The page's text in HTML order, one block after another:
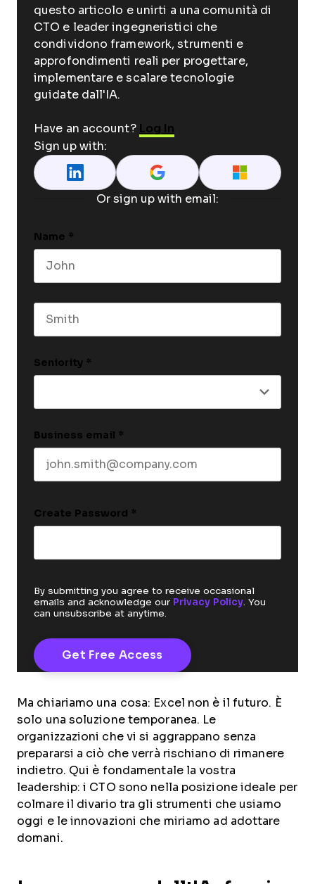
questo articolo e unirti a una comunità di
CTO e leader ingegneristici che
condividono framework, strumenti e
approfondimenti reali per progettare,
implementare e scalare tecnologie
guidate dall'IA.
Have an account? Log In
Sign up with:
Or sign up with email:
Name *
Seniority *
Business email *
Create Password *
By submitting you agree to receive occasional
emails and acknowledge our Privacy Policy. You
can unsubscribe at anytime.
Ma chiariamo una cosa: Excel non è il futuro. È
solo una soluzione temporanea. Le
organizzazioni che vi si aggrappano senza
prepararsi a ciò che verrà rischiano di rimanere
indietro. Qui è fondamentale la vostra
leadership: i CTO sono nella posizione ideale per
colmare il divario tra gli strumenti che usiamo
oggi e le innovazioni che miriamo ad adottare
domani.